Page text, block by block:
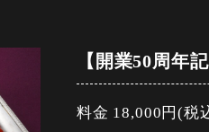
【開業50周年
料金 18,000円(税